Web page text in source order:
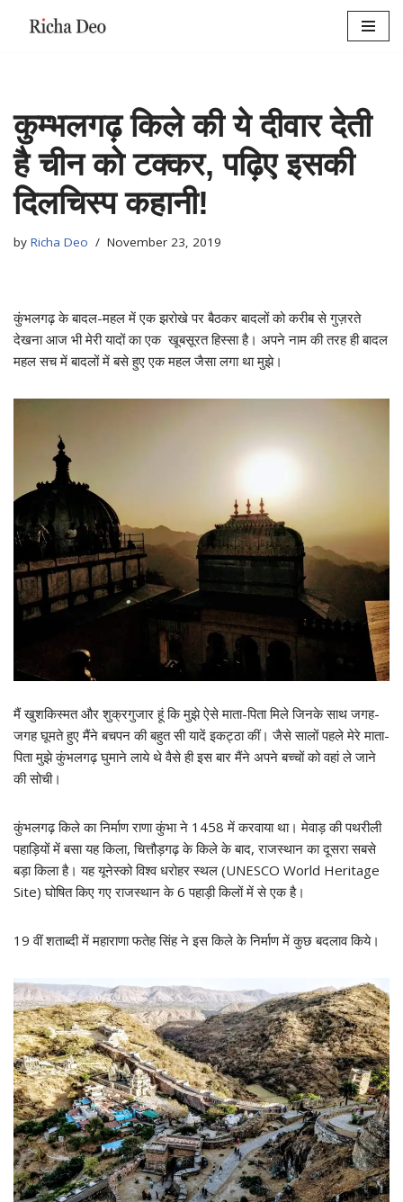
कुम्भलगढ़ किले की ये दीवार देती
है चीन को टक्कर, पढ़िए इसकी
दिलचिस्प कहानी!
by Richa Deo November 23, 2019
कुंभलगढ़ के बादल-महल में एक झरोखे पर बैठकर बादलों को करीब से गुज़रते
देखना आज भी मेरी यादों का एक खूबसूरत हिस्सा है। अपने नाम की तरह ही बादल
महल सच में बादलों में बसे हुए एक महल जैसा लगा था मुझे।
मैं खुशकिस्मत और शुक्रगुजार हूं कि मुझे ऐसे माता-पिता मिले जिनके साथ जगह-
जगह घूमते हुए मैंने बचपन की बहुत सी यादें इकट्ठा कीं। जैसे सालों पहले मेरे माता-
पिता मुझे कुंभलगढ़ घुमाने लाये थे वैसे ही इस बार मैंने अपने बच्चों को वहां ले जाने
की सोची।
कुंभलगढ़ किले का निर्माण राणा कुंभा ने 1458 में करवाया था। मेवाड़ की पथरीली
पहाड़ियों में बसा यह किला, चित्तौड़गढ़ के किले के बाद, राजस्थान का दूसरा सबसे
बड़ा किला है। यह यूनेस्को विश्व धरोहर स्थल (UNESCO World Heritage
Site) घोषित किए गए राजस्थान के 6 पहाड़ी किलों में से एक है।
19 वीं शताब्दी में महाराणा फतेह सिंह ने इस किले के निर्माण में कुछ बदलाव किये।